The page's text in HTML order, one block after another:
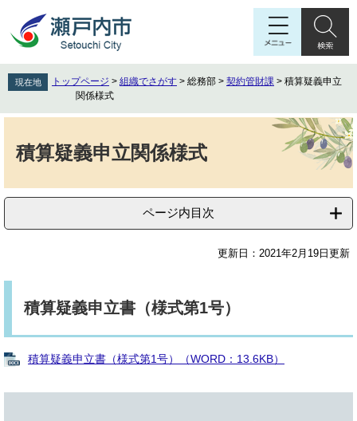
先
頭
を
飛
へ
現在地 トップページ > 組織でさがす > 総務部 > 契約管財課 > 積算疑義申立
関係様式
積算疑義申立関係様式
ページ内目次
更新日：2021年2月19日更新
積算疑義申立書（様式第1号）
積算疑義申立書（様式第1号）（WORD：13.6KB）